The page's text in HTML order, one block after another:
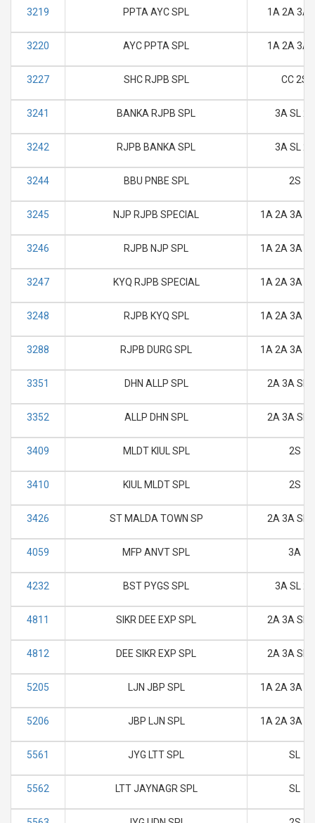
3219 PPTA AYC SPL 1A 2A 3A
3220 AYC PPTA SPL 1A 2A 3A
3227 SHC RJPB SPL CC 2S
3241 BANKA RJPB SPL 3A SL 2S
3242 RJPB BANKA SPL 3A SL 2S
3244 BBU PNBE SPL 2S
3245 NJP RJPB SPECIAL 1A 2A 3A
3246 RJPB NJP SPL 1A 2A 3A
3247 KYQ RJPB SPECIAL 1A 2A 3A
3248 RJPB KYQ SPL 1A 2A 3A
3288 RJPB DURG SPL 1A 2A 3A
3351 DHN ALLP SPL 2A 3A SL
3352 ALLP DHN SPL 2A 3A SL
3409 MLDT KIUL SPL 2S
3410 KIUL MLDT SPL 2S
3426 ST MALDA TOWN SP 2A 3A SL
4059 MFP ANVT SPL 3A
4232 BST PYGS SPL 3A SL 2S
4811 SIKR DEE EXP SPL 2A 3A SL
4812 DEE SIKR EXP SPL 2A 3A SL
5205 LJN JBP SPL 1A 2A 3A
5206 JBP LJN SPL 1A 2A 3A
5561 JYG LTT SPL SL
5562 LTT JAYNAGR SPL SL